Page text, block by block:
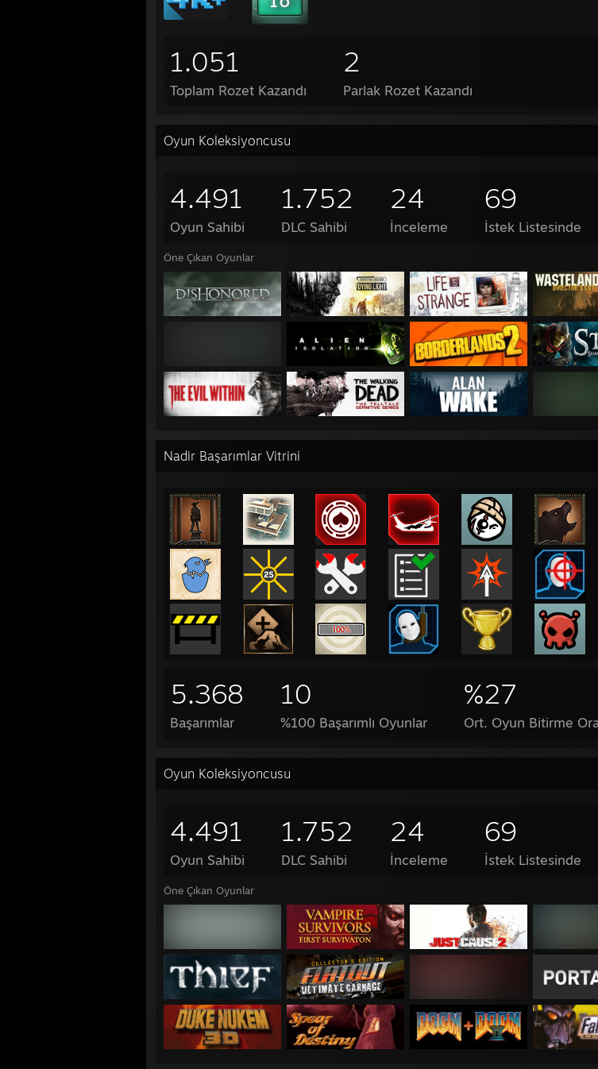
1.051
Toplam Rozet Kazandı
2
Parlak Rozet Kazandı
Oyun Koleksiyoncusu
4.491
Oyun Sahibi
1.752
DLC Sahibi
24
İnceleme
69
İstek Listesinde
Öne Çıkan Oyunlar
Nadir Başarımlar Vitrini
5.368
Başarımlar
10
%100 Başarımlı Oyunlar
%27
Ort. Oyun Bitirme
Oyun Koleksiyoncusu
4.491
Oyun Sahibi
1.752
DLC Sahibi
24
İnceleme
69
İstek Listesinde
Öne Çıkan Oyunlar